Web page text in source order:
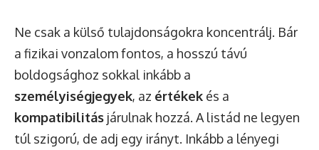
Ne csak a külső tulajdonságokra koncentrálj. Bár
a fizikai vonzalom fontos, a hosszú távú
boldogsághoz sokkal inkább a
személyiségjegyek, az értékek és a
kompatibilitás járulnak hozzá. A listád ne legyen
túl szigorú, de adj egy irányt. Inkább a lényegi